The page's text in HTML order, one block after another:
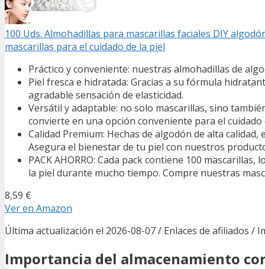
100 Uds. Almohadillas para mascarillas faciales DIY
mascarillas para el cuidado de la piel
Práctico y conveniente: nuestras almohadillas de
Piel fresca e hidratada: Gracias a su fórmula
agradable sensación de elasticidad.
Versátil y adaptable: no solo mascarillas, sino
convierte en una opción conveniente para el cuidado
Calidad Premium: Hechas de algodón de alta
Asegura el bienestar de tu piel con nuestros
PACK AHORRO: Cada pack contiene 100
la piel durante mucho tiempo. Compre nuestras
8,59 €
Ver en Amazon
Última actualización el 2026-08-07 / Enlaces de afiliados /
Importancia del almacenamiento